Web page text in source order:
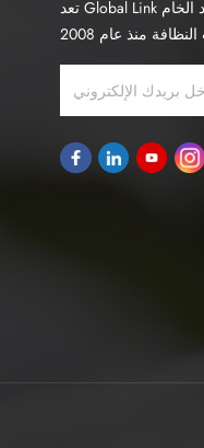
تعد Global Link إحدى الشركات الرائدة في تصنيع المواد الخام